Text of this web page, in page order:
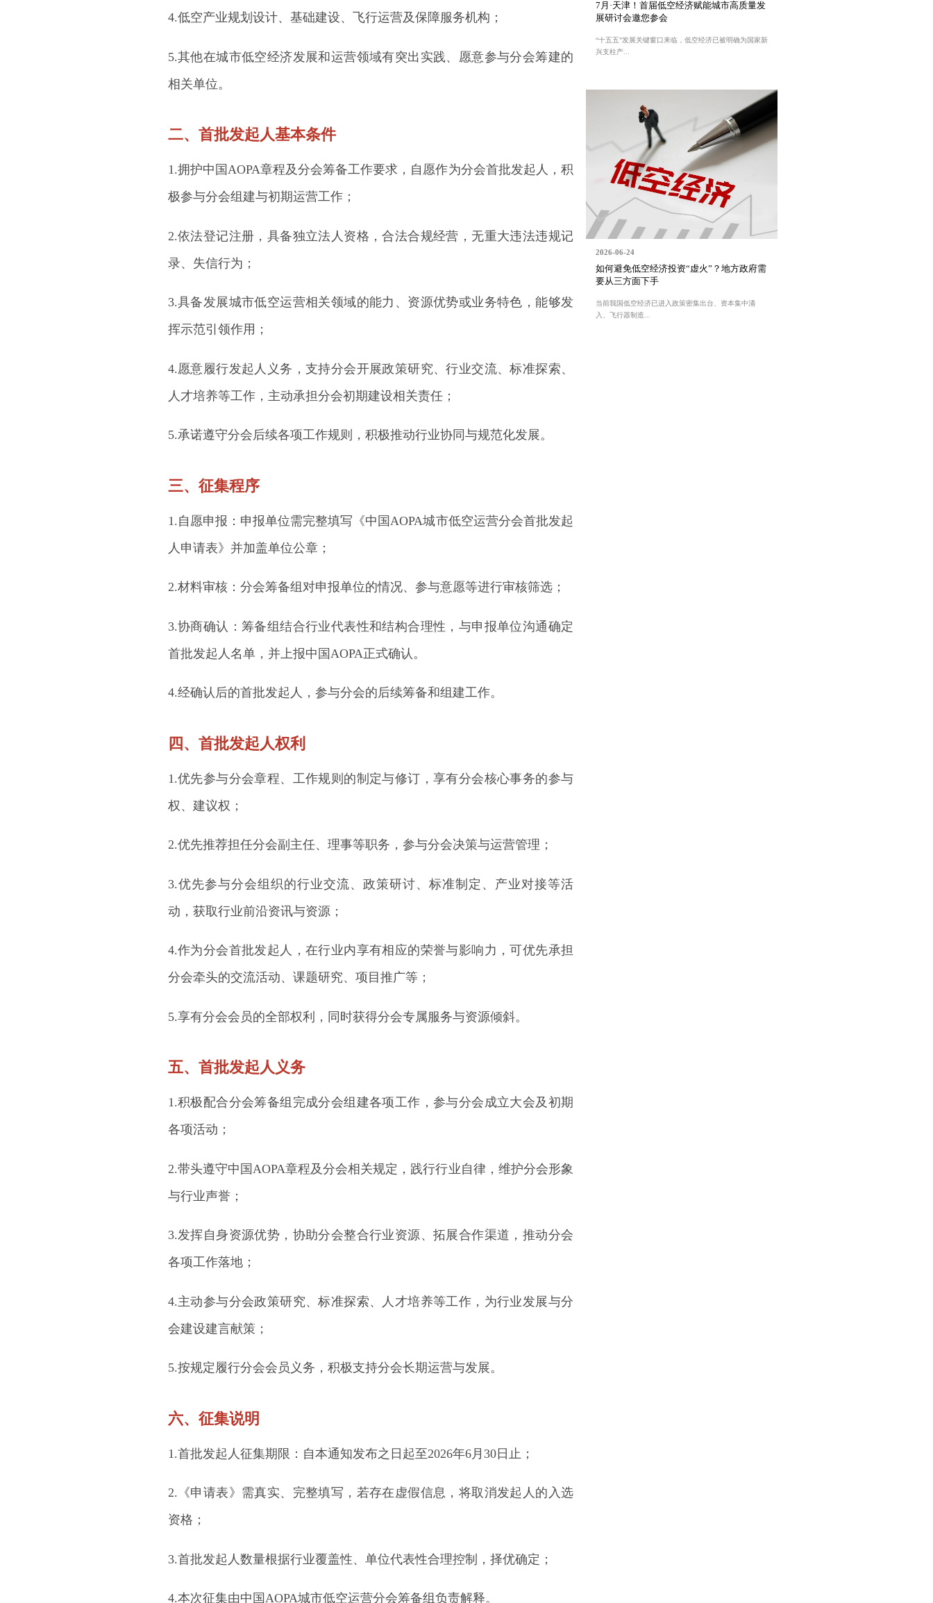
4.低空产业规划设计、基础建设、飞行运营及保障服务机构；
5.其他在城市低空经济发展和运营领域有突出实践、愿意参与分会筹建的
相关单位。
二、首批发起人基本条件
1.拥护中国AOPA章程及分会筹备工作要求，自愿作为分会首批发起人，积
极参与分会组建与初期运营工作；
2.依法登记注册，具备独立法人资格，合法合规经营，无重大违法违规记
录、失信行为；
3.具备发展城市低空运营相关领域的能力、资源优势或业务特色，能够发
挥示范引领作用；
4.愿意履行发起人义务，支持分会开展政策研究、行业交流、标准探索、
人才培养等工作，主动承担分会初期建设相关责任；
5.承诺遵守分会后续各项工作规则，积极推动行业协同与规范化发展。
三、征集程序
1.自愿申报：申报单位需完整填写《中国AOPA城市低空运营分会首批发起
人申请表》并加盖单位公章；
2.材料审核：分会筹备组对申报单位的情况、参与意愿等进行审核筛选；
3.协商确认：筹备组结合行业代表性和结构合理性，与申报单位沟通确定
首批发起人名单，并上报中国AOPA正式确认。
4.经确认后的首批发起人，参与分会的后续筹备和组建工作。
四、首批发起人权利
1.优先参与分会章程、工作规则的制定与修订，享有分会核心事务的参与
权、建议权；
2.优先推荐担任分会副主任、理事等职务，参与分会决策与运营管理；
3.优先参与分会组织的行业交流、政策研讨、标准制定、产业对接等活
动，获取行业前沿资讯与资源；
4.作为分会首批发起人，在行业内享有相应的荣誉与影响力，可优先承担
分会牵头的交流活动、课题研究、项目推广等；
5.享有分会会员的全部权利，同时获得分会专属服务与资源倾斜。
五、首批发起人义务
1.积极配合分会筹备组完成分会组建各项工作，参与分会成立大会及初期
各项活动；
2.带头遵守中国AOPA章程及分会相关规定，践行行业自律，维护分会形象
与行业声誉；
3.发挥自身资源优势，协助分会整合行业资源、拓展合作渠道，推动分会
各项工作落地；
4.主动参与分会政策研究、标准探索、人才培养等工作，为行业发展与分
会建设建言献策；
5.按规定履行分会会员义务，积极支持分会长期运营与发展。
六、征集说明
1.首批发起人征集期限：自本通知发布之日起至2026年6月30日止；
2.《申请表》需真实、完整填写，若存在虚假信息，将取消发起人的入选
资格；
3.首批发起人数量根据行业覆盖性、单位代表性合理控制，择优确定；
4.本次征集由中国AOPA城市低空运营分会筹备组负责解释。
7月·天津！首届低空经济赋能城市高质量发
展研讨会邀您参会
“十五五”发展关键窗口来临，低空经济已被明确为国家新
兴支柱产...
2026-06-24
如何避免低空经济投资“虚火”？地方政府需
要从三方面下手
当前我国低空经济已进入政策密集出台、资本集中涌
入、飞行器制造...